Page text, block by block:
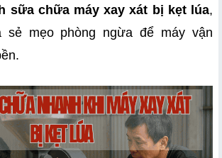
sữa chữa máy xay xát bị kẹt lúa,
sẻ mẹo phòng ngừa để máy vận